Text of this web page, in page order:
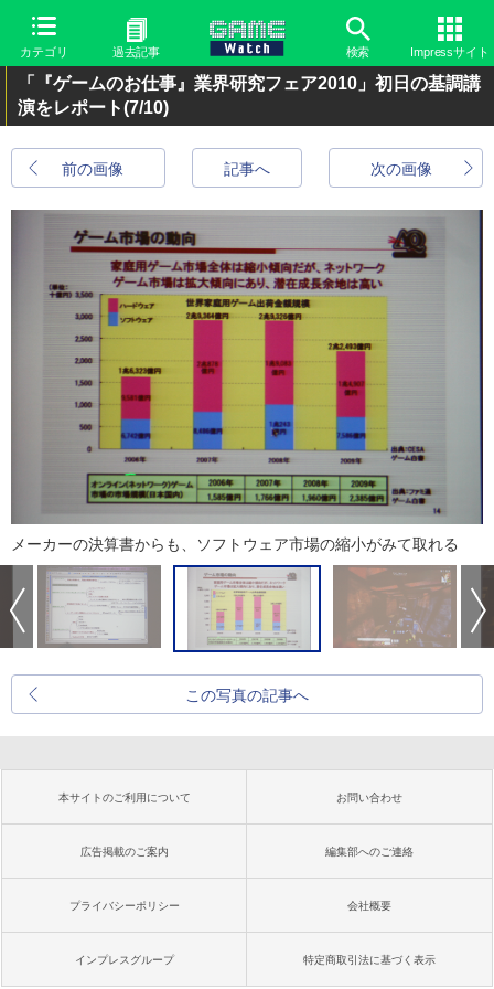
カテゴリ 過去記事 検索 Impressサイト
「『ゲームのお仕事』業界研究フェア2010」初日の基調講
演をレポート(7/10)
前の画像 次の画像
記事へ
メーカーの決算書からも、ソフトウェア市場の縮小がみて取れる
この写真の記事へ
本サイトのご利用について お問い合わせ
広告掲載のご案内 編集部へのご連絡
プライバシーポリシー 会社概要
インプレスグループ 特定商取引法に基づく表示